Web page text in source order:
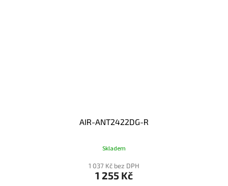
AIR-ANT2422DG-R
Skladem
1 037 Kč bez DPH
1 255 Kč